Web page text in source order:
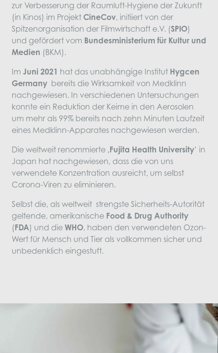
zur Verbesserung der Raumluft-Hygiene der Zukunft
(in Kinos) im Projekt CineCov, initiiert von der
Spitzenorganisation der Filmwirtschaft e.V. (SPIO)
und gefördert vom Bundesministerium für Kultur und
Medien (BKM).
Im Juni 2021 hat das unabhängige Institut Hygcen
Germany bereits die Wirksamkeit von Medklinn
nachgewiesen. In verschiedenen Untersuchungen
konnte ein Reduktion der Keime in den Aerosolen
um mehr als 99% bereits nach zehn Minuten Laufzeit
eines Medklinn-Apparates nachgewiesen werden.
Die weltweit renommierte ‚Fujita Health University’ in
Japan hat nachgewiesen, dass die von uns
verwendete Konzentration ausreicht, um selbst
Corona-Viren zu eliminieren.
Selbst die, als weltweit strengste Sicherheits-Autorität
geltende, amerikanische Food & Drug Authority
(FDA) und die WHO, haben den verwendeten Ozon-
Wert für Mensch und Tier als vollkommen sicher und
unbedenklich eingestuft.